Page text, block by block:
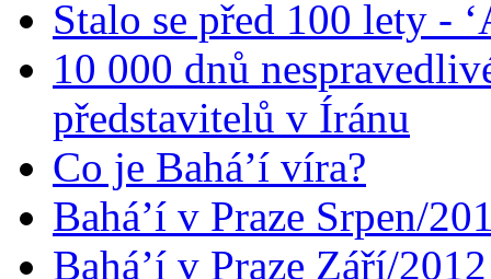
Stalo se před 100 lety -
10 000 dnů
představitelů v Íránu
Co je Bahá’í víra?
Bahá’í v Praze Srpen/
Bahá’í v Praze Září/2012